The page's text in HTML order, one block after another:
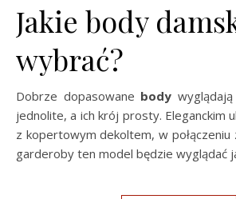
Jakie body
wybrać?
Dobrze dopasowane body
jednolite, a ich krój prosty. Eleganckim
z kopertowym dekoltem, w połączeniu
garderoby ten model będzie wyglądać